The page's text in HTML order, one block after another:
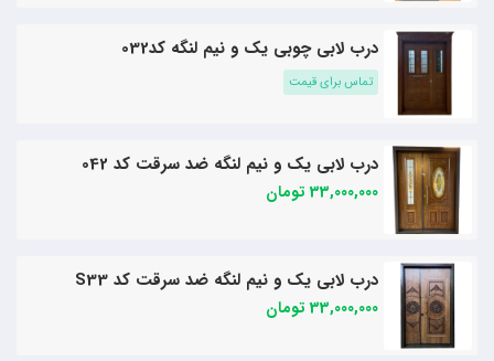
درب لابی چوبی یک و نیم لنگه کد032
تماس برای قیمت
درب لابی یک و نیم لنگه ضد سرقت کد 042
33,000,000 تومان
درب لابی یک و نیم لنگه ضد سرقت کد S33
33,000,000 تومان